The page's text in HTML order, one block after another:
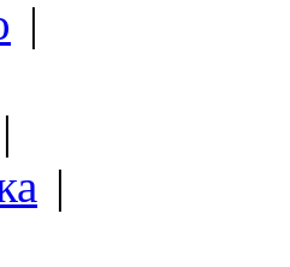
|
|
|